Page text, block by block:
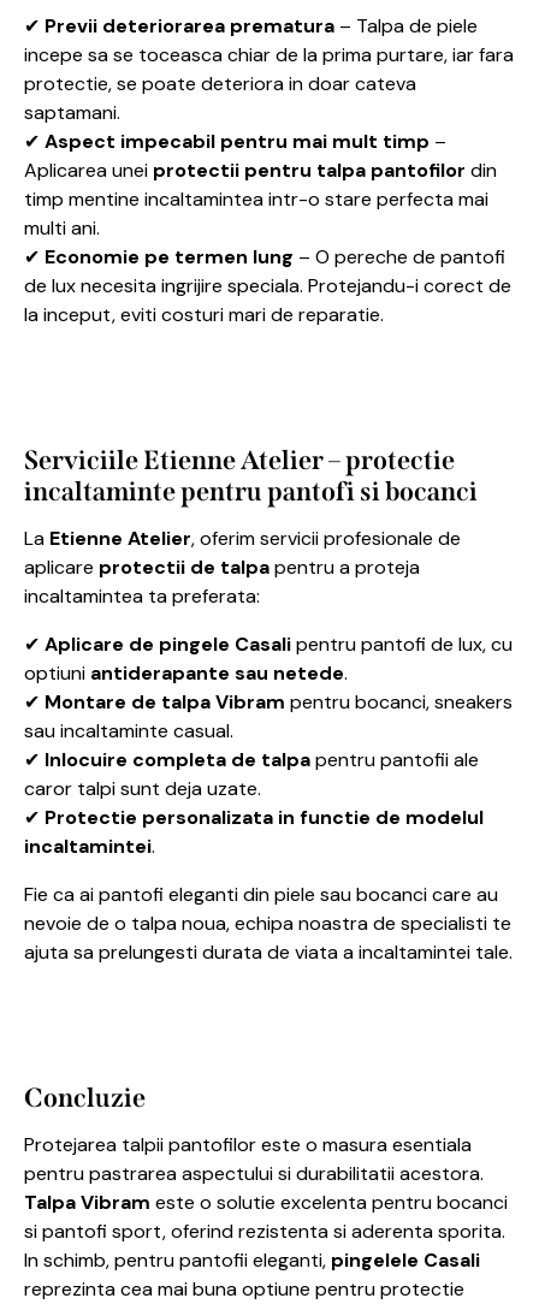
✔ Previi deteriorarea prematura – Talpa de piele
incepe sa se toceasca chiar de la prima purtare, iar fara
protectie, se poate deteriora in doar cateva
saptamani.
✔ Aspect impecabil pentru mai mult timp –
Aplicarea unei protectii pentru talpa pantofilor din
timp mentine incaltamintea intr-o stare perfecta mai
multi ani.
✔ Economie pe termen lung – O pereche de pantofi
de lux necesita ingrijire speciala. Protejandu-i corect de
la inceput, eviti costuri mari de reparatie.
Serviciile Etienne Atelier – protectie
incaltaminte pentru pantofi si bocanci
La Etienne Atelier, oferim servicii profesionale de
aplicare protectii de talpapentru a proteja
incaltamintea ta preferata:
✔ Aplicare de pingele Casalipentru pantofi de lux, cu
optiuni antiderapante sau netede.
✔ Montare de talpa Vibram pentru bocanci, sneakers
sau incaltaminte casual.
✔ Inlocuire completa de talpapentru pantofii ale
caror talpi sunt deja uzate.
✔ Protectie personalizata in functie de modelul
incaltamintei.
Fie ca ai pantofi eleganti din piele sau bocanci care au
nevoie de o talpa noua, echipa noastra de specialisti te
ajuta sa prelungesti durata de viata a incaltamintei tale.
Concluzie
Protejarea talpii pantofilor este o masura esentiala
pentru pastrarea aspectului si durabilitatii acestora.
Talpa Vibram este o solutie excelenta pentru bocanci
si pantofi sport, oferind rezistenta si aderenta sporita.
In schimb, pentru pantofii eleganti, pingelele Casali
reprezinta cea mai buna optiune pentru protectie